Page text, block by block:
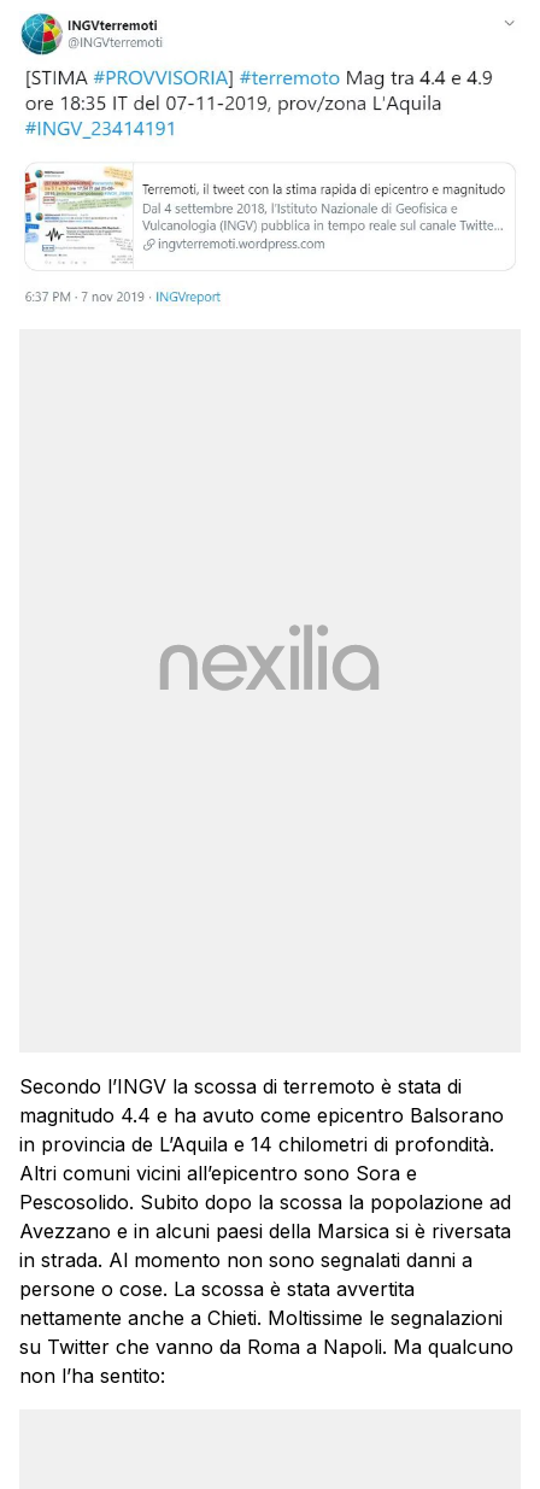
Secondo l’INGV la scossa di terremoto è stata di
magnitudo 4.4 e ha avuto come epicentro Balsorano
in provincia de L’Aquila e 14 chilometri di profondità.
Altri comuni vicini all’epicentro sono Sora e
Pescosolido. Subito dopo la scossa la popolazione ad
Avezzano e in alcuni paesi della Marsica si è riversata
in strada. Al momento non sono segnalati danni a
persone o cose. La scossa è stata avvertita
nettamente anche a Chieti. Moltissime le segnalazioni
su Twitter che vanno da Roma a Napoli. Ma qualcuno
non l’ha sentito: